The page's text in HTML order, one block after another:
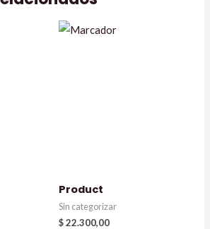
Product
Sin categorizar
$22.300,00